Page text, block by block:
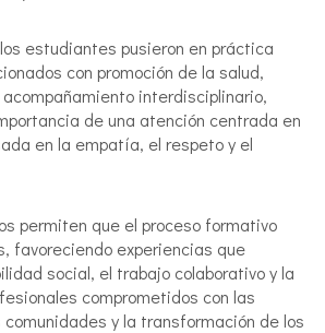
estudiantes pusieron en práctica
con promoción de la salud,
interdisciplinario,
de una atención centrada en
en la empatía, el respeto y el
permiten que el proceso formativo
favoreciendo experiencias que
social, el trabajo colaborativo y la
comprometidos con las
y la transformación de los